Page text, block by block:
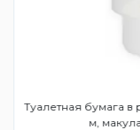
Туалетная бумага
м,